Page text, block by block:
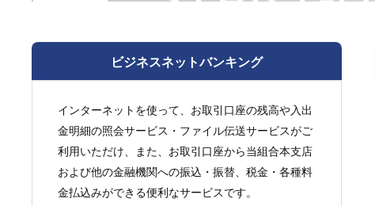
ビジネスネットバンキング
インターネットを使って、お取引口座の残高や入出
金明細の照会サービス・ファイル伝送サービスがご
利用いただけ、また、お取引口座から当組合本支店
および他の金融機関への振込・振替、税金・各種料
金払込みができる便利なサービスです。